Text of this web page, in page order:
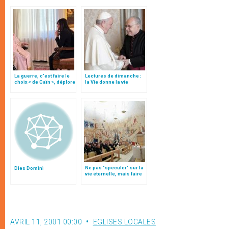
La guerre, c’est faire le
choix « de Caïn », déplore
Lectures de dimanche :
la Vie donne la vie
Dies Domini
Ne pas "spéculer" sur la
vie éternelle, mais faire
AVRIL 11, 2001 00:00 EGLISES LOCALES